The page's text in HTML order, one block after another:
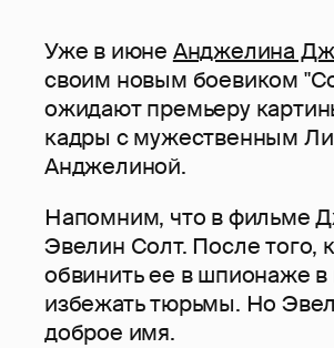
Уже в июне Анджелина
своим новым боевиком
ожидают премьеру
кадры с мужественным
Анджелиной.
Напомним, что в фильме
Эвелин Солт. После того,
обвинить ее в шпионаже в
избежать тюрьмы. Но
доброе имя.